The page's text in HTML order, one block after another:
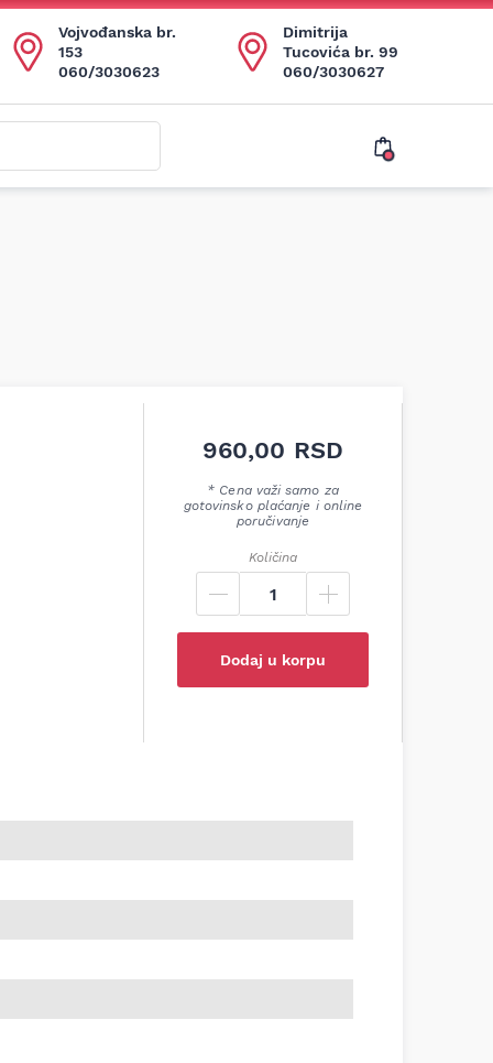
Vojvođanska br.
153
060/3030623
Dimitrija
Tucovića br. 99
060/3030627
960,00 RSD
* Cena važi samo za
gotovinsko plaćanje i online
poručivanje
Količina
Dodaj u korpu